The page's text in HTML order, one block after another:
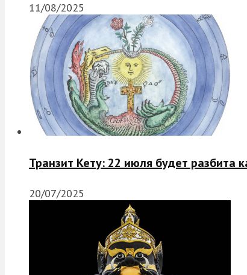
11/08/2025
Транзит Кету: 22 июля будет разбита
20/07/2025